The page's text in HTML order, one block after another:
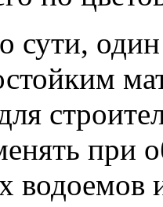
сути,
при
водоемов